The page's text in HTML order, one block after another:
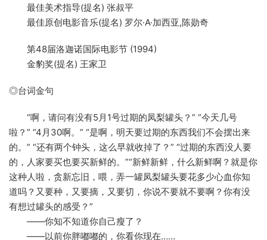
最佳美术指导(提名) 张叔平
最佳原创电影音乐(提名) 罗尔·A·加西亚,陈勋奇
第48届洛迦诺国际电影节 (1994)
金豹奖(提名) 王家卫
◎台词金句
“啊，请问有没有5月1号过期的凤梨罐头？” “今天几号
啦？” “4月30啊。” “是啊，明天要过期的东西我们不会摆出来
的。” “还有两个钟头，这么早就收掉了？” “过期的东西没人要
的，人家要买也要买新鲜的。”“新鲜新鲜，什么新鲜啊？就是你
这种人啦，贪新忘旧，喂，弄一罐凤梨罐头要花多少心血你知
道吗？又要种，又要摘，又要切，你说不要就不要啊？你有没
有想过罐头的感受？”
——你知不知道你自己瘦了？
——以前你胖嘟嘟的，你看你现在……